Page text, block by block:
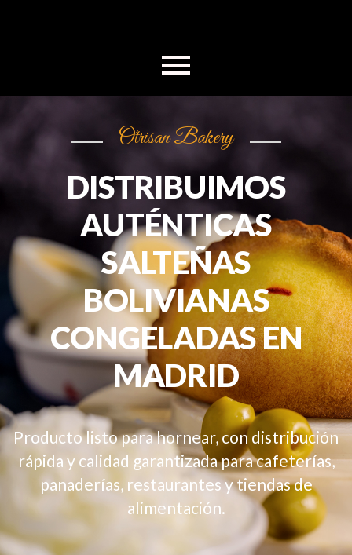
Otrisan Bakery
DISTRIBUIMOS
AUTÉNTICAS
SALTEÑAS
BOLIVIANAS
CONGELADAS EN
MADRID
Producto listo para hornear, con distribución
rápida y calidad garantizada para cafeterías,
panaderías, restaurantes y tiendas de
alimentación.